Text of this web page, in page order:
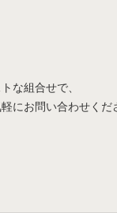
な組合せで、
にお問い合わせくだ